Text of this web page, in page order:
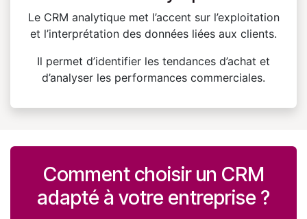
Le CRM analytique met l’accent sur l’exploitation
et l’interprétation des données liées aux clients.
Il permet d’identifier les tendances d’achat et
d’analyser les performances commerciales.
Comment choisir un CRM
adapté à votre entreprise ?